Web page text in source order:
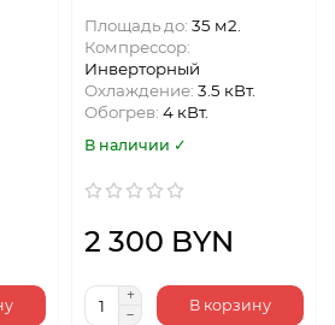
Площадь до: 35 м2.
Компрессор:
Инверторный
Охлаждение: 3.5 кВт.
Обогрев: 4 кВт.
В наличии ✓
2 300 BYN
В корзину